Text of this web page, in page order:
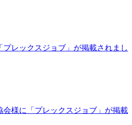
プレックスジョブ」が掲載されまし
会様に「プレックスジョブ」が掲載